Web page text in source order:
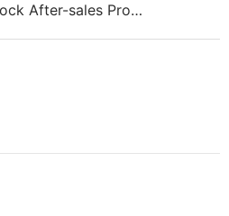
After-sales Pro…